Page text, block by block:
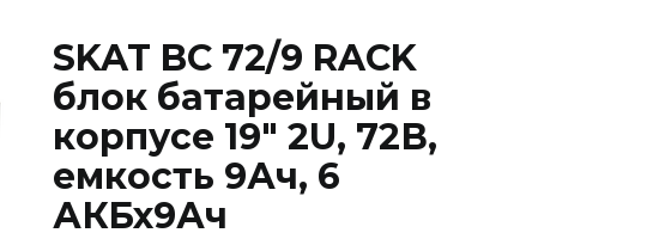
SKAT BC 72/9 RACK
блок батарейный в
корпусе 19" 2U, 72В,
емкость 9Ач, 6
АКБх9Ач